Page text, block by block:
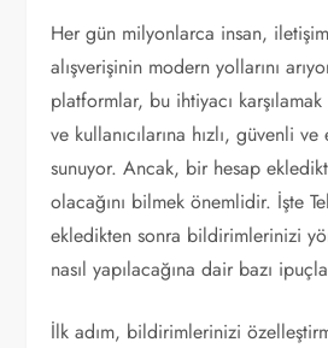
Her gün milyonlarca insan,
alışverişinin modern yollarını
platformlar, bu ihtiyacı
ve kullanıcılarına hızlı, güvenli
sunuyor. Ancak, bir hesap
olacağını bilmek önemlidir. İşte
ekledikten sonra bildirimlerinizi
nasıl yapılacağına dair bazı
İlk adım, bildirimlerinizi